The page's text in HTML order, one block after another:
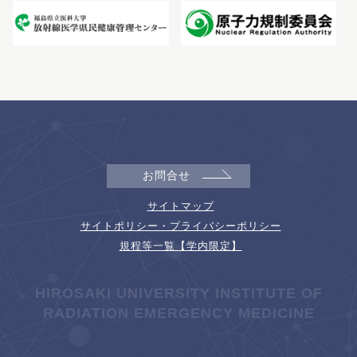
お問合せ
サイトマップ
サイトポリシー・プライバシーポリシー
規程等一覧【学内限定】
HIROSAKI UNIVERSITY INSTITUTE OF
RADIATION EMERGENCY MEDICINE